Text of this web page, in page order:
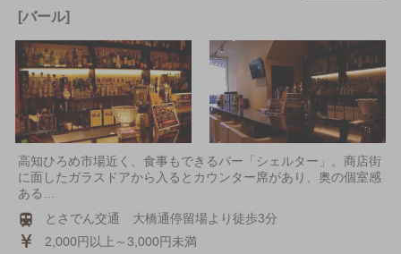
[バール]
高知ひろめ市場近く、食事もできるバー「シェルター」。商店街
に面したガラスドアから入るとカウンター席があり、奥の個室感
ある…
とさでん交通 大橋通停留場より徒歩3分
2,000円以上～3,000円未満